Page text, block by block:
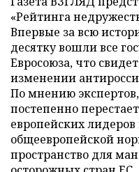
«Рейтинга
Впервые за всю
десятку вошли все
Евросоюза, что
изменении
По мнению
постепенно
европейских лидеров
общеевропейской
пространство для